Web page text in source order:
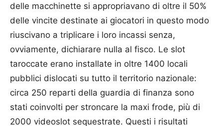
delle macchi­nette si appropriavano di oltre il 50%
delle vincite destinate ai giocatori in questo modo
riuscivano a triplicare i loro incassi senza,
ovviamente, dichiarare nulla al fisco. Le slot
taroccate erano installate in oltre 1400 locali
pubblici dislocati su tutto il territorio nazionale:
circa 250 reparti della guardia di finanza sono
stati coinvolti per stroncare la maxi frode, più di
2000 videoslot sequestrate. Questi i risultati